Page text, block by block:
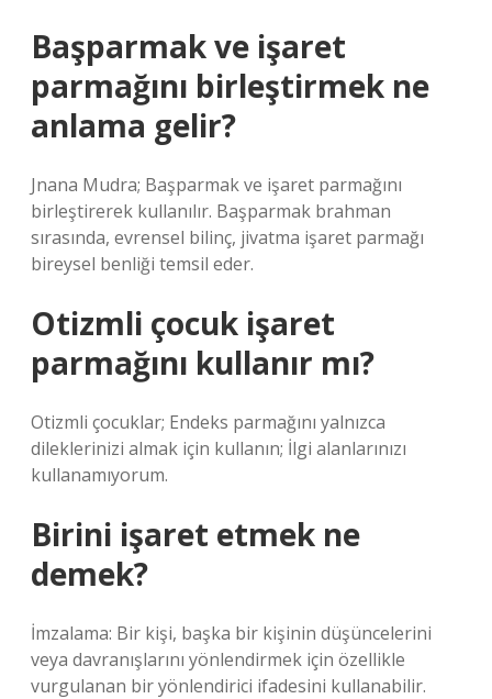
Başparmak ve işaret
parmağını birleştirmek ne
anlama gelir?
Jnana Mudra; Başparmak ve işaret parmağını
birleştirerek kullanılır. Başparmak brahman
sırasında, evrensel bilinç, jivatma işaret parmağı
bireysel benliği temsil eder.
Otizmli çocuk işaret
parmağını kullanır mı?
Otizmli çocuklar; Endeks parmağını yalnızca
dileklerinizi almak için kullanın; İlgi alanlarınızı
kullanamıyorum.
Birini işaret etmek ne
demek?
İmzalama: Bir kişi, başka bir kişinin düşüncelerini
veya davranışlarını yönlendirmek için özellikle
vurgulanan bir yönlendirici ifadesini kullanabilir.